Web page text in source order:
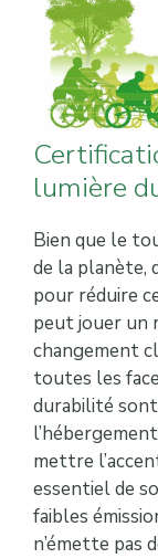
lumière
Bien que le
de la planète,
pour réduire
peut jouer un
changement
toutes les
durabilité
mettre
essentiel de
faibles
n’émette pas